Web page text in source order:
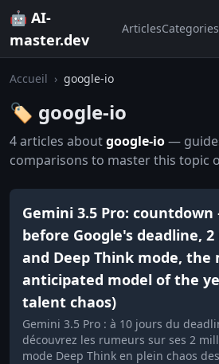
🤖 AI-
master.dev
ArticlesCategories
Accueil › google-io
🏷️ google-io
4 articles aboutgoogle-io—
comparisons to master this topic
Gemini 3.5 Pro:
before Google's deadline,
and Deep Think mode, the
anticipated model of the
talent chaos)
Gemini 3.5 Pro : à 10 jours du
découvrez les rumeurs sur ses 2
mode Deep Think en plein chaos